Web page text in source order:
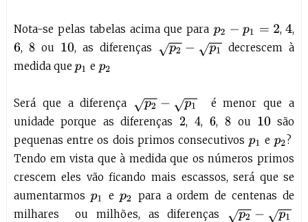
Nota-se pelas tabelas acima que para p2 −p1 =2 ,4,
6, 8 ou 10, as diferenças p 2−p 1
decrescem à
medida que p1 e p2
Será que a diferença p 2−p 1
é menor que a
unidade porque as diferenças 2, 4, 6, 8 ou 10são
pequenas entre os dois primos consecutivos p1 e p2?
Tendo em vista que à medida que os números primos
crescem eles vão ficando mais escassos, será que se
aumentarmos p1 ep2 para a ordem de centenas de
milhares ou milhões, as diferenças p 2−p 1